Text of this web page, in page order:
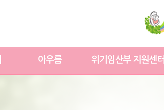
아우름 위기임산부 지원센터